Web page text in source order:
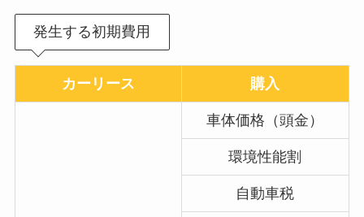
発生する初期費用
カーリース 購入
車体価格（頭金）
環境性能割
自動車税